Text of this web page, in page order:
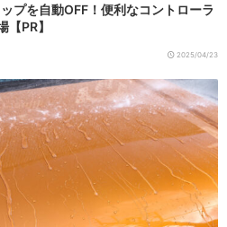
プを自動OFF！便利なコントローラ
PR】
2025/04/23